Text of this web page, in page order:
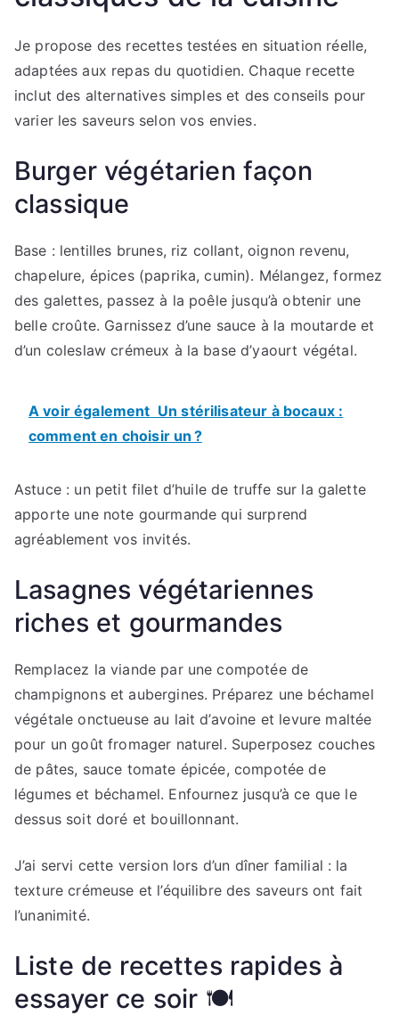
Je propose des recettes testées en situation réelle,
adaptées aux repas du quotidien. Chaque recette
inclut des alternatives simples et des conseils pour
varier les saveurs selon vos envies.
Burger végétarien façon
classique
Base : lentilles brunes, riz collant, oignon revenu,
chapelure, épices (paprika, cumin). Mélangez, formez
des galettes, passez à la poêle jusqu’à obtenir une
belle croûte. Garnissez d’une sauce à la moutarde et
d’un coleslaw crémeux à la base d’yaourt végétal.
A voir également Un stérilisateur à bocaux :
comment en choisir un ?
Astuce : un petit filet d’huile de truffe sur la galette
apporte une note gourmande qui surprend
agréablement vos invités.
Lasagnes végétariennes
riches et gourmandes
Remplacez la viande par une compotée de
champignons et aubergines. Préparez une béchamel
végétale onctueuse au lait d’avoine et levure maltée
pour un goût fromager naturel. Superposez couches
de pâtes, sauce tomate épicée, compotée de
légumes et béchamel. Enfournez jusqu’à ce que le
dessus soit doré et bouillonnant.
J’ai servi cette version lors d’un dîner familial : la
texture crémeuse et l’équilibre des saveurs ont fait
l’unanimité.
Liste de recettes rapides à
essayer ce soir 🍽️